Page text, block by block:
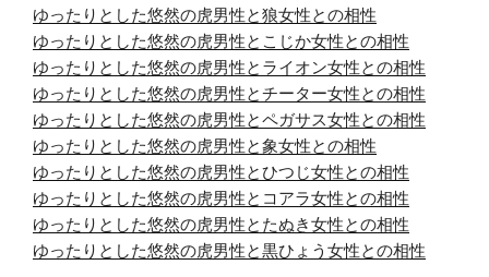
ゆったりとした悠然の虎男性と狼女性との相性
ゆったりとした悠然の虎男性とこじか女性との相性
ゆったりとした悠然の虎男性とライオン女性との相性
ゆったりとした悠然の虎男性とチーター女性との相性
ゆったりとした悠然の虎男性とペガサス女性との相性
ゆったりとした悠然の虎男性と象女性との相性
ゆったりとした悠然の虎男性とひつじ女性との相性
ゆったりとした悠然の虎男性とコアラ女性との相性
ゆったりとした悠然の虎男性とたぬき女性との相性
ゆったりとした悠然の虎男性と黒ひょう女性との相性